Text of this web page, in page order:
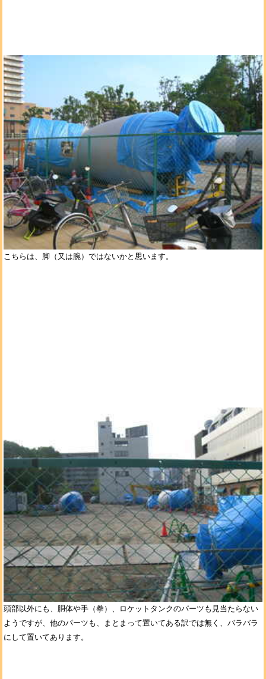
こちらは、脚（又は腕）ではないかと思います。
頭部以外にも、胴体や手（拳）、ロケットタンクのパーツも見当たらない
ようですが、他のパーツも、まとまって置いてある訳では無く、バラバラ
にして置いてあります。